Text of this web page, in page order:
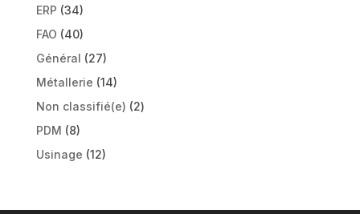
ERP (34)
FAO (40)
Général (27)
Métallerie (14)
Non classifié(e) (2)
PDM (8)
Usinage (12)